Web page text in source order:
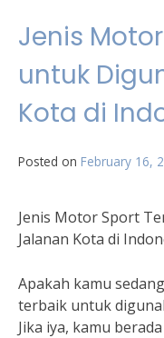
Jenis
untuk
Kota di
Posted on February 16,
Jenis Motor Sport
Jalanan Kota di
Apakah kamu
terbaik untuk
Jika iya, kamu